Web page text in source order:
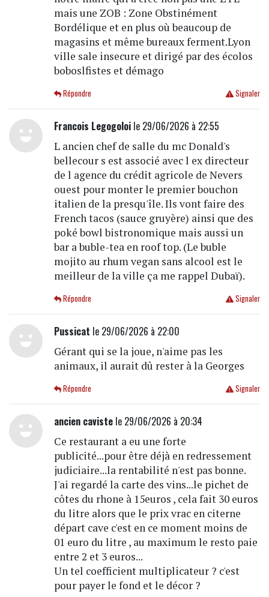
mais une ZOB : Zone Obstinément
Bordélique et en plus où beaucoup de
magasins et même bureaux ferment.Lyon
ville sale insecure et dirigé par des écolos
boboslfistes et démago
Signaler
Répondre
Francois Legogoloile 29/06/2026 à 22:55
L ancien chef de salle du mc Donald's
bellecour s est associé avec l ex directeur
de l agence du crédit agricole de Nevers
ouest pour monter le premier bouchon
italien de la presqu'île. Ils vont faire des
French tacos (sauce gruyère) ainsi que des
poké bowl bistronomique mais aussi un
bar a buble-tea en roof top. (Le buble
mojito au rhum vegan sans alcool est le
meilleur de la ville ça me rappel Dubaï).
Signaler
Répondre
Pussicat le 29/06/2026 à 22:00
Gérant qui se la joue, n'aime pas les
animaux, il aurait dû rester à la Georges
Signaler
Répondre
ancien cavistele 29/06/2026 à 20:34
Ce restaurant a eu une forte
publicité...pour être déjà en redressement
judiciaire...la rentabilité n'est pas bonne.
J'ai regardé la carte des vins...le pichet de
côtes du rhone à 15euros , cela fait 30 euros
du litre alors que le prix vrac en citerne
départ cave c'est en ce moment moins de
01 euro du litre , au maximum le resto paie
entre 2 et 3 euros...
Un tel coefficient multiplicateur ? c'est
pour payer le fond et le décor ?